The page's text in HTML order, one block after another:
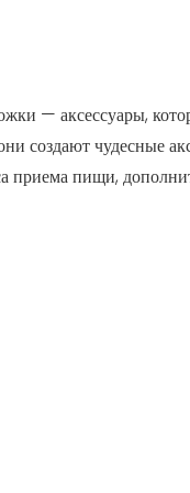
— аксессуары,
чудесные
пищи,